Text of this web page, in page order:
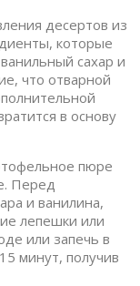
десертов из
которые
сахар и
что отварной
в основу
пюре
Перед
и ванилина,
лепешки или
или запечь в
минут, получив